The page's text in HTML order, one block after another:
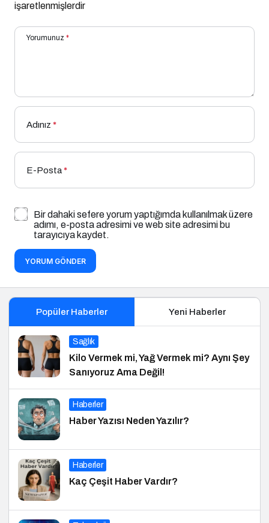
işaretlenmişlerdir
Yorumunuz *
Adınız *
E-Posta*
Bir dahaki sefere yorum yaptığımda kullanılmak üzere
adımı, e-posta adresimi ve web site adresimi bu
tarayıcıya kaydet.
YORUM GÖNDER
Popüler Haberler Yeni Haberler
Sağlık
Kilo Vermek mi, Yağ Vermek mi? Aynı Şey
Sanıyoruz Ama Değil!
Haberler
Haber Yazısı Neden Yazılır?
Haberler
Kaç Çeşit Haber Vardır?